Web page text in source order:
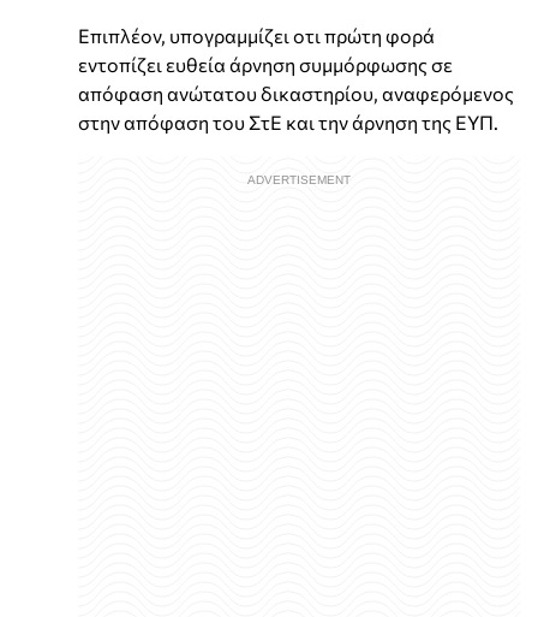
Επιπλέον, υπογραμμίζει οτι πρώτη φορά
εντοπίζει ευθεία άρνηση συμμόρφωσης σε
απόφαση ανώτατου δικαστηρίου, αναφερόμενος
στην απόφαση του ΣτΕ και την άρνηση της ΕΥΠ.